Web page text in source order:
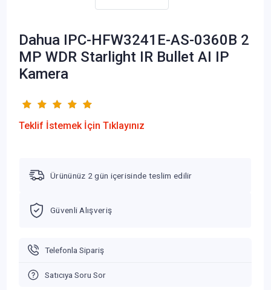
Dahua IPC-HFW3241E-AS-0360B 2
MP WDR Starlight IR Bullet AI IP
Kamera
Teklif İstemek İçin Tıklayınız
Ürününüz 2 gün içerisinde teslim edilir
Güvenli Alışveriş
Telefonla Sipariş
Satıcıya Soru Sor